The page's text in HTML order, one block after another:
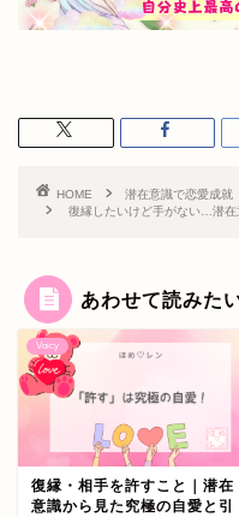
HOME
潜在意識で恋愛成就
復縁したいけど手がない…潜
あわせて読みた
Voicy
復縁・相手を許すこと｜潜在
意識から見た究極の自愛と引